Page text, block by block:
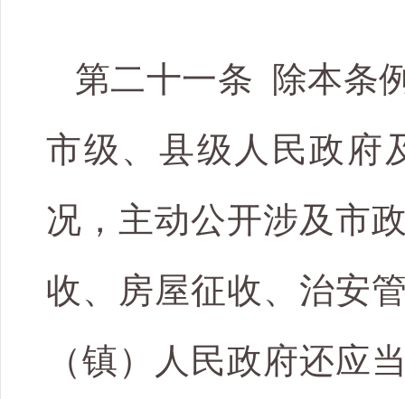
第二十一条 除本条
市级、县级人民政府
况，主动公开涉及市
收、房屋征收、治安
（镇）人民政府还应